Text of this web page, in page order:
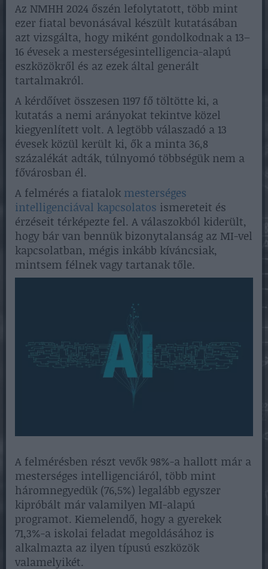
Az NMHH 2024 őszén lefolytatott, több mint
ezer fiatal bevonásával készült kutatásában
azt vizsgálta, hogy miként gondolkodnak a 13–
16 évesek a mesterségesintelligencia-alapú
eszközökről és az ezek által generált
tartalmakról.
A kérdőívet összesen 1197 fő töltötte ki, a
kutatás a nemi arányokat tekintve közel
kiegyenlített volt. A legtöbb válaszadó a 13
évesek közül került ki, ők a minta 36,8
százalékát adták, túlnyomó többségük nem a
fővárosban él.
A felmérés a fiatalok mesterséges
intelligenciával kapcsolatos ismereteit és
érzéseit térképezte fel. A válaszokból kiderült,
hogy bár van bennük bizonytalanság az MI-vel
kapcsolatban, mégis inkább kíváncsiak,
mintsem félnek vagy tartanak tőle.
A felmérésben részt vevők 98%-a hallott már a
mesterséges intelligenciáról, több mint
háromnegyedük (76,5%) legalább egyszer
kipróbált már valamilyen MI-alapú
programot. Kiemelendő, hogy a gyerekek
71,3%-a iskolai feladat megoldásához is
alkalmazta az ilyen típusú eszközök
valamelyikét.